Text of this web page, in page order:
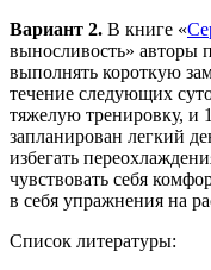
Вариант 2. В книге «
выносливость» авторы
выполнять короткую
течение следующих
тяжелую тренировку, и
запланирован легкий
избегать
чувствовать себя
в себя упражнения на
Список литературы: